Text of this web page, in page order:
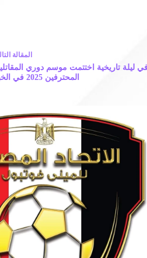
المقالة
ليلة تاريخية اختتمت موسم دوري
المحترفين 2025 في الخبر